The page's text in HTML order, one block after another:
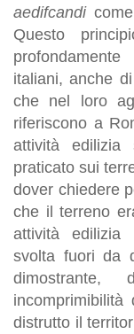
aedifcandicome
Questo
italiani, anche
che nel loro
riferiscono a
attività edilizia
praticato sui
dover chiedere
che il terreno
attività edilizia
svolta fuori da
dimostrante,
distrutto il